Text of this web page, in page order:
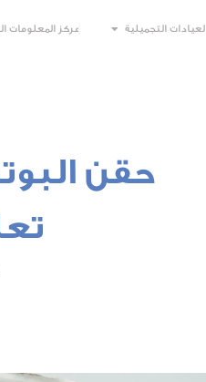
العيادات التجميلية مركز المعلومات
حقن